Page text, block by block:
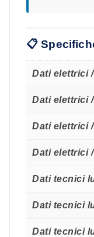
📋
Dati elettrici
Dati elettrici
Dati elettrici
Dati elettrici
Dati tecnici
Dati tecnici
Dati tecnici